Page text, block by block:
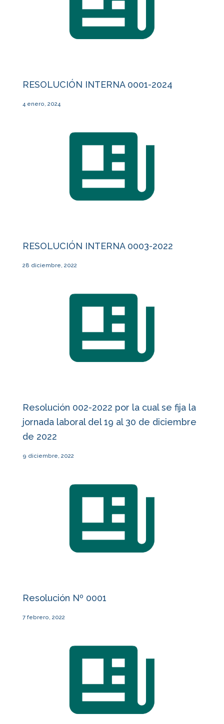
RESOLUCIÓN INTERNA 0001-2024
4 enero, 2024
RESOLUCIÓN INTERNA 0003-2022
28 diciembre, 2022
Resolución 002-2022 por la cual se fija la
jornada laboral del 19 al 30 de diciembre
de 2022
9 diciembre, 2022
Resolución Nº 0001
7 febrero, 2022